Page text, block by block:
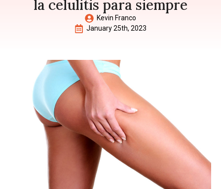
la celulitis para siempre
Kevin Franco
January 25th, 2023